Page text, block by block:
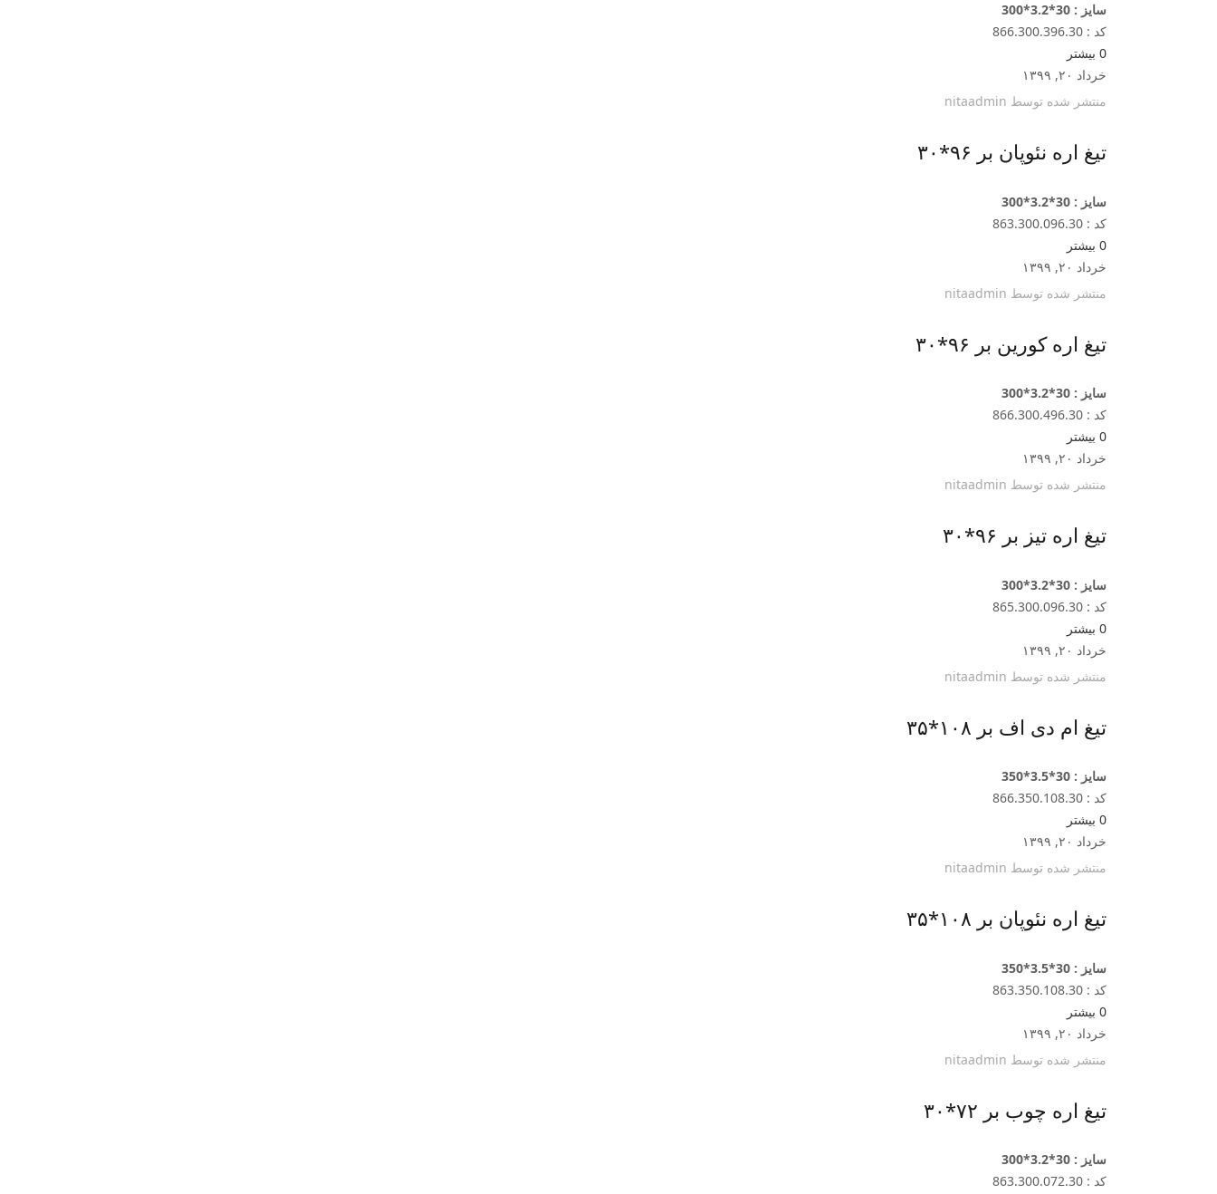
سایز : 30*3.2*300
کد : 866.300.396.30
0 بیشتر
خرداد ۲۰, ۱۳۹۹
منتشر شده توسط nitaadmin
تیغ اره نئوپان بر ۹۶*۳۰
سایز : 30*3.2*300
کد : 863.300.096.30
0 بیشتر
خرداد ۲۰, ۱۳۹۹
منتشر شده توسط nitaadmin
تیغ اره کورین بر ۹۶*۳۰
سایز : 30*3.2*300
کد : 866.300.496.30
0 بیشتر
خرداد ۲۰, ۱۳۹۹
منتشر شده توسط nitaadmin
تیغ اره تیز بر ۹۶*۳۰
سایز : 30*3.2*300
کد : 865.300.096.30
0 بیشتر
خرداد ۲۰, ۱۳۹۹
منتشر شده توسط nitaadmin
تیغ ام دی اف بر ۱۰۸*۳۵
سایز : 30*3.5*350
کد : 866.350.108.30
0 بیشتر
خرداد ۲۰, ۱۳۹۹
منتشر شده توسط nitaadmin
تیغ اره نئوپان بر ۱۰۸*۳۵
سایز : 30*3.5*350
کد : 863.350.108.30
0 بیشتر
خرداد ۲۰, ۱۳۹۹
منتشر شده توسط nitaadmin
تیغ اره چوب بر ۷۲*۳۰
سایز : 30*3.2*300
کد : 863.300.072.30